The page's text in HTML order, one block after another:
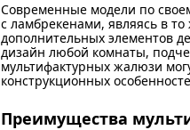
Современные модели по
с ламбрекенами, являясь в
дополнительных элементов
дизайн любой комнаты,
мультифактурных жалюзи
конструкционных
Преимущества